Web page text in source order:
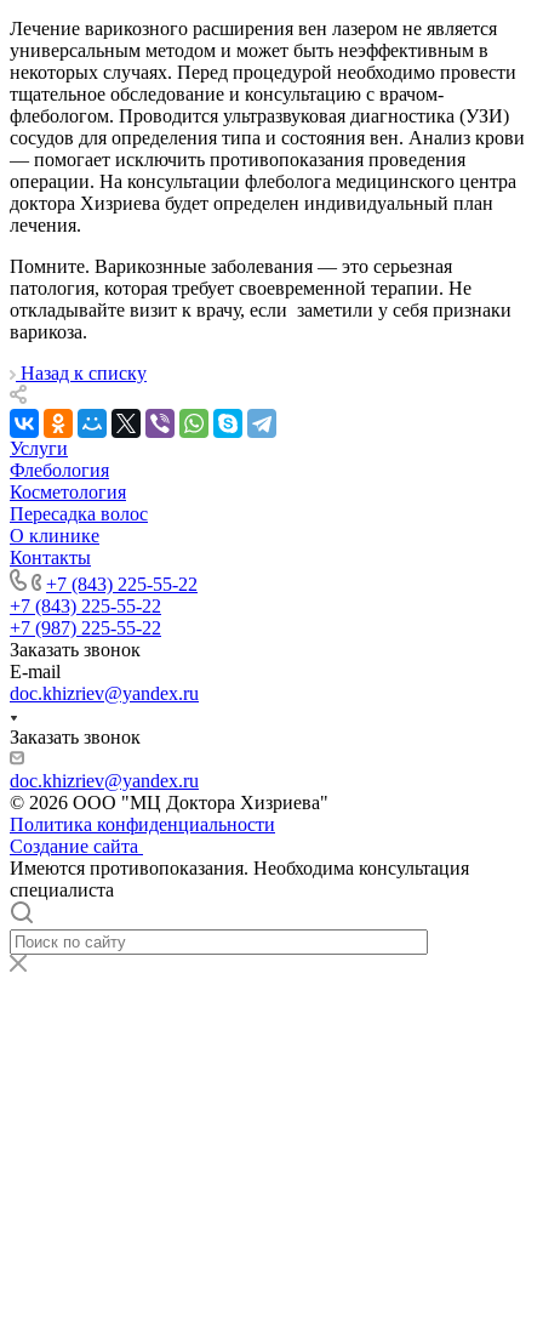
Лечение варикозного расширения вен лазером не является
универсальным методом и может быть неэффективным в
некоторых случаях. Перед процедурой необходимо провести
тщательное обследование и консультацию с врачом-
флебологом. Проводится ультразвуковая диагностика (УЗИ)
сосудов для определения типа и состояния вен. Анализ крови
— помогает исключить противопоказания проведения
операции. На консультации флеболога медицинского центра
доктора Хизриева будет определен индивидуальный план
лечения.
Помните. Варикознные заболевания — это серьезная
патология, которая требует своевременной терапии. Не
откладывайте визит к врачу, если заметили у себя признаки
варикоза.
Назад к списку
Услуги
Флебология
Косметология
Пересадка волос
О клинике
Контакты
+7 (843) 225-55-22
+7 (843) 225-55-22
+7 (987) 225-55-22
Заказать звонок
E-mail
doc.khizriev@yandex.ru
Заказать звонок
doc.khizriev@yandex.ru
© 2026 ООО "МЦ Доктора Хизриева"
Политика конфиденциальности
Создание сайта
Имеются противопоказания. Необходима консультация
специалиста